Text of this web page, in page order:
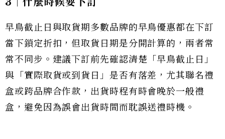
早鳥截止日與取貨期多數品牌的早鳥優惠都在下訂
當下鎖定折扣，但取貨日期是分開計算的，兩者常
常不同步。建議下訂前先確認清楚「早鳥截止日」
與「實際取貨或到貨日」是否有落差，尤其聯名禮
盒或跨品牌合作款，出貨時程有時會晚於一般禮
盒，避免因為誤會出貨時間而耽誤送禮時機。